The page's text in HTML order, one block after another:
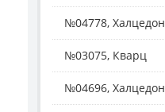
№04778, Халцедон
№03075, Кварц
№04696, Халцедон